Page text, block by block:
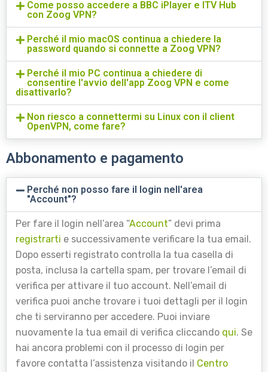
Come posso accedere a BBC iPlayer e ITV Hub
con Zoog VPN?
Perché il mio macOS continua a chiedere la
password quando si connette a Zoog VPN?
Perché il mio PC continua a chiedere di
consentire l'avvio dell'app Zoog VPN e come
disattivarlo?
Non riesco a connettermi su Linux con il client
OpenVPN, come fare?
Abbonamento e pagamento
Perché non posso fare il login nell'area
"Account"?
Per fare il login nell’area “Account” devi prima
registrarti e successivamente verificare la tua email.
Dopo esserti registrato controlla la tua casella di
posta, inclusa la cartella spam, per trovare l’email di
verifica per attivare il tuo account. Nell’email di
verifica puoi anche trovare i tuoi dettagli per il login
che ti serviranno per accedere. Puoi inviare
nuovamente la tua email di verifica cliccando qui. Se
hai ancora problemi con il processo di login per
favore contatta l’assistenza visitando il Centro